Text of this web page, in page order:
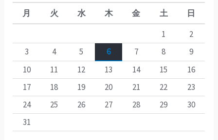
月 火 水 木 金 土
日
1
2
3
4 5 6 7 8
9
10
11 12 13 14 15
16
17
18 19 20 21 22
23
24
25 26 27 28 29
30
31